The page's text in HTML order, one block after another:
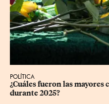
POLÍTICA
¿Cuáles fueron las mayores
durante 2025?